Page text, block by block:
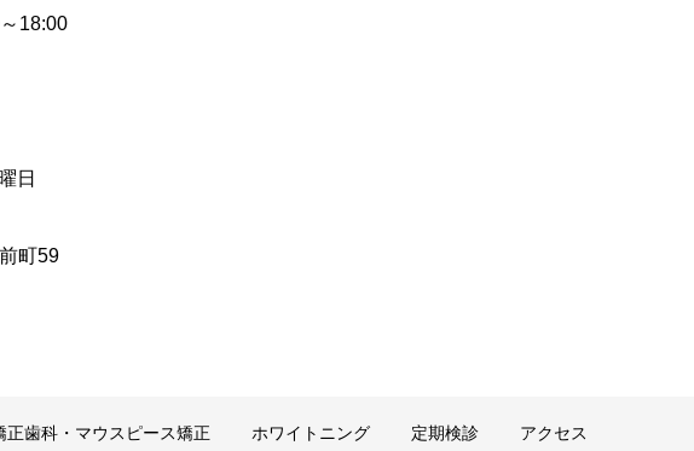
18:00
日
町59
正歯科・マウスピース矯正 ホワイトニング 定期検診 アクセス